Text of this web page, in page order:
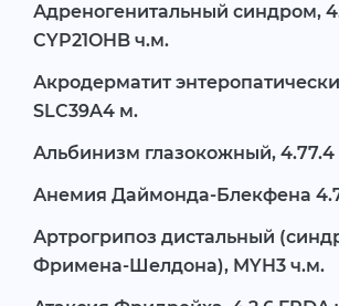
Адреногенитальный синдром,
CYP21OHB ч.м.
Акродерматит
SLC39A4 м.
Альбинизм глазокожный, 4.77.4
Анемия Даймонда-Блекфена
Артрогрипоз дистальный
Фримена-Шелдона), MYH3 ч.м.